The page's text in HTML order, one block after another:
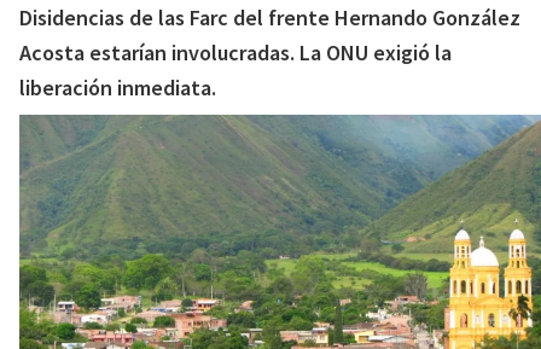
Disidencias de las Farc del frente Hernando González
Acosta estarían involucradas. La ONU exigió la
liberación inmediata.